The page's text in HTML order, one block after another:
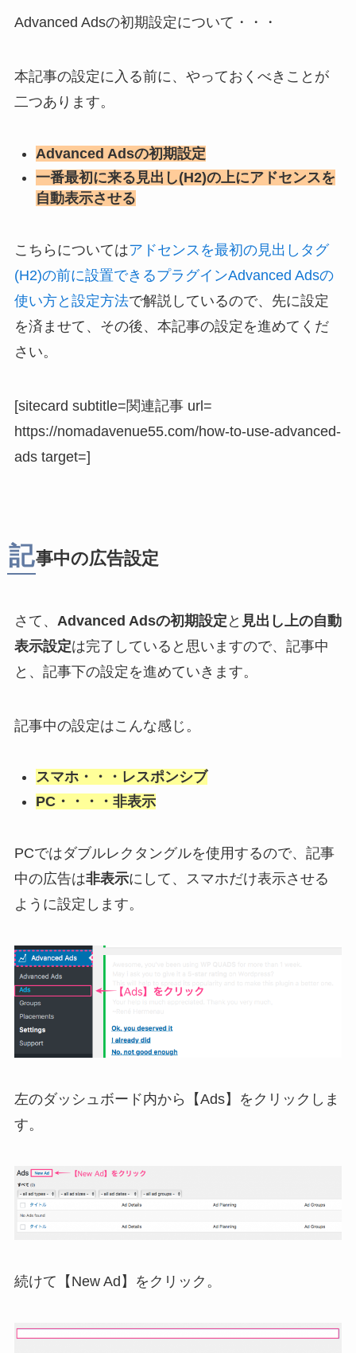
Advanced Adsの初期設定について・・・
本記事の設定に入る前に、やっておくべきことが
二つあります。
Advanced Adsの初期設定
一番最初に来る見出し(H2)の上にアドセンスを
自動表示させる
こちらについてはアドセンスを最初の見出しタグ
(H2)の前に設置できるプラグインAdvanced Adsの
使い方と設定方法で解説しているので、先に設定
を済ませて、その後、本記事の設定を進めてくだ
さい。
[sitecard subtitle=関連記事 url=
https://nomadavenue55.com/how-to-use-advanced-
ads target=]
記事中の広告設定
さて、 Advanced Adsの初期設定 と 見出し上の自動
表示設定は完了していると思いますので、記事中
と、記事下の設定を進めていきます。
記事中の設定はこんな感じ。
スマホ・・・レスポンシブ
PC・・・・非表示
PCではダブルレクタングルを使用するので、記事
中の広告は非表示にして、スマホだけ表示させる
ように設定します。
左のダッシュボード内から【Ads】をクリックしま
す。
続けて【New Ad】をクリック。